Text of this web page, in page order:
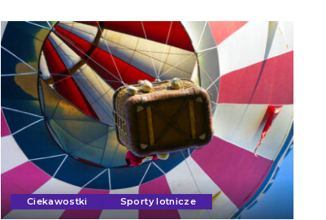
Ciekawostki Sporty lotnicze